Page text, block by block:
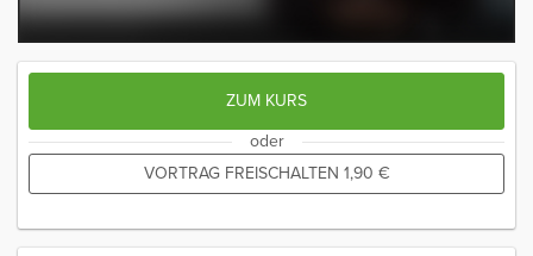
ZUM KURS
oder
VORTRAG FREISCHALTEN 1,90 €